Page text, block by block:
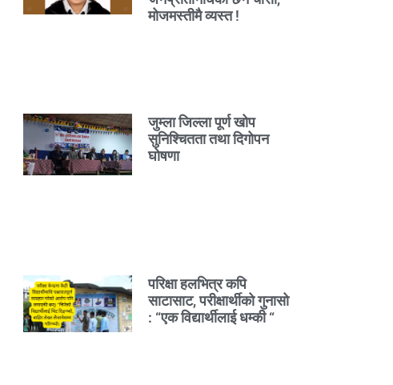
मोजमस्तीमै व्यस्त !
जुम्ला जिल्ला पूर्ण खोप
सुनिश्चितता तथा दिगोपन
घोषणा
परिक्षा हलभित्र कपि
साटासाट, परीक्षार्थीको गुनासो
: “एक विद्यार्थीलाई धम्की “